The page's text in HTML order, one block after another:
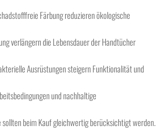
Färbung reduzieren ökologische
verlängern die Lebensdauer der Handtücher
Ausrüstungen steigern Funktionalität und
und nachhaltige
beim Kauf gleichwertig berücksichtigt werden.